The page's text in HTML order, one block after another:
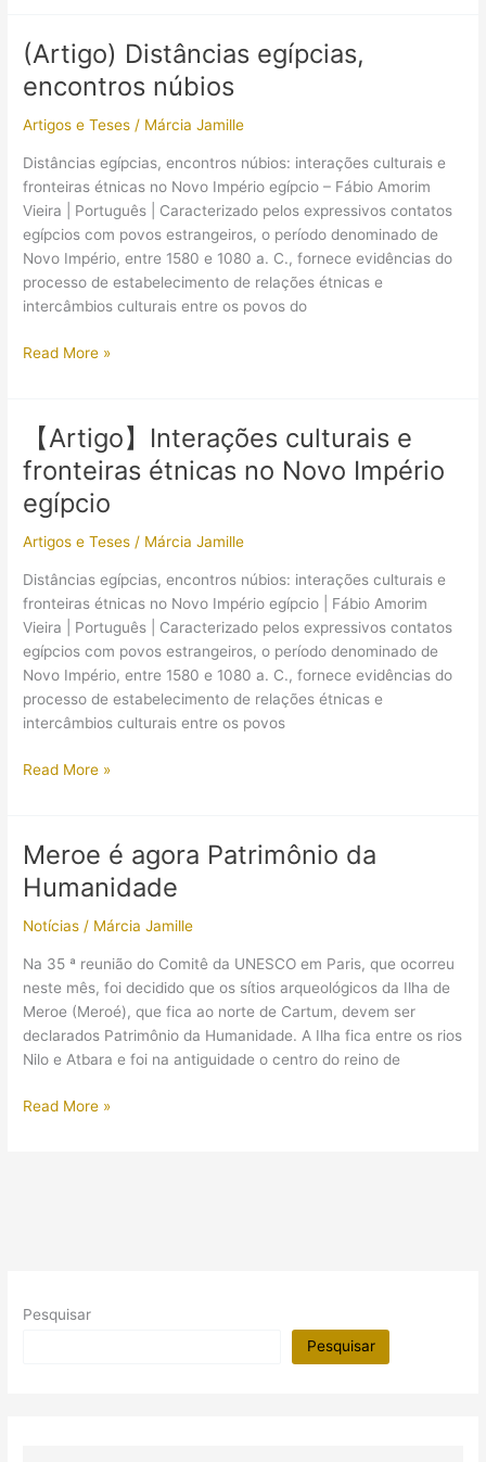
mais
antigo
sítio
de
Tell
Edfu
(Egito)
(Artigo) Distâncias egípcias,
encontros núbios
Artigos e Teses / Márcia Jamille
Distâncias egípcias, encontros núbios: interações culturais e
fronteiras étnicas no Novo Império egípcio – Fábio Amorim
Vieira | Português | Caracterizado pelos expressivos contatos
egípcios com povos estrangeiros, o período denominado de
Novo Império, entre 1580 e 1080 a. C., fornece evidências do
processo de estabelecimento de relações étnicas e
intercâmbios culturais entre os povos do
(Artigo)
encontros
núbios
Read More »
【Artigo】Interações culturais e
fronteiras étnicas no Novo Império
egípcio
Artigos e Teses / Márcia Jamille
Distâncias egípcias, encontros núbios: interações culturais e
fronteiras étnicas no Novo Império egípcio | Fábio Amorim
Vieira | Português | Caracterizado pelos expressivos contatos
egípcios com povos estrangeiros, o período denominado de
Novo Império, entre 1580 e 1080 a. C., fornece evidências do
processo de estabelecimento de relações étnicas e
intercâmbios culturais entre os povos
【Artigo】
fronteiras
étnicas
Novo
Império
egípcio
Read More »
Meroe é agora Patrimônio da
Humanidade
Notícias / Márcia Jamille
Na 35 ª reunião do Comitê da UNESCO em Paris, que ocorreu
neste mês, foi decidido que os sítios arqueológicos da Ilha de
Meroe (Meroé), que fica ao norte de Cartum, devem ser
declarados Patrimônio da Humanidade. A Ilha fica entre os rios
Nilo e Atbara e foi na antiguidade o centro do reino de
Meroe
Read More »
Pesquisar
Pesquisar